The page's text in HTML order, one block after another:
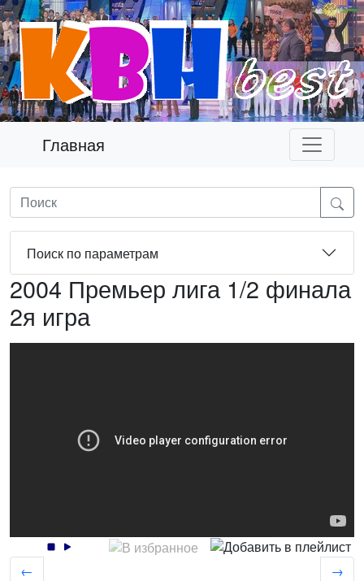
Главная
Поиск по параметрам
2004 Премьер лига 1/2 финала
2я игра
← →